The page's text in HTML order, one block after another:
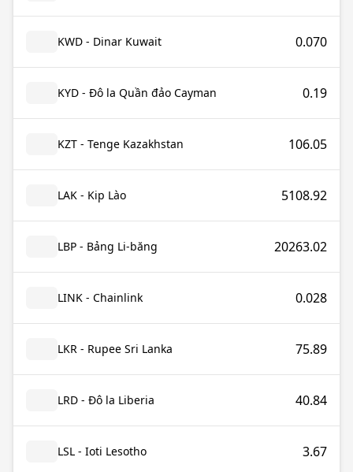
KWD - Dinar Kuwait 0.070
KYD - Đô la Quần đảo Cayman 0.19
KZT - Tenge Kazakhstan 106.05
LAK - Kip Lào 5108.92
LBP - Bảng Li-băng 20263.02
LINK - Chainlink 0.028
LKR - Rupee Sri Lanka 75.89
LRD - Đô la Liberia 40.84
LSL - Ioti Lesotho 3.67